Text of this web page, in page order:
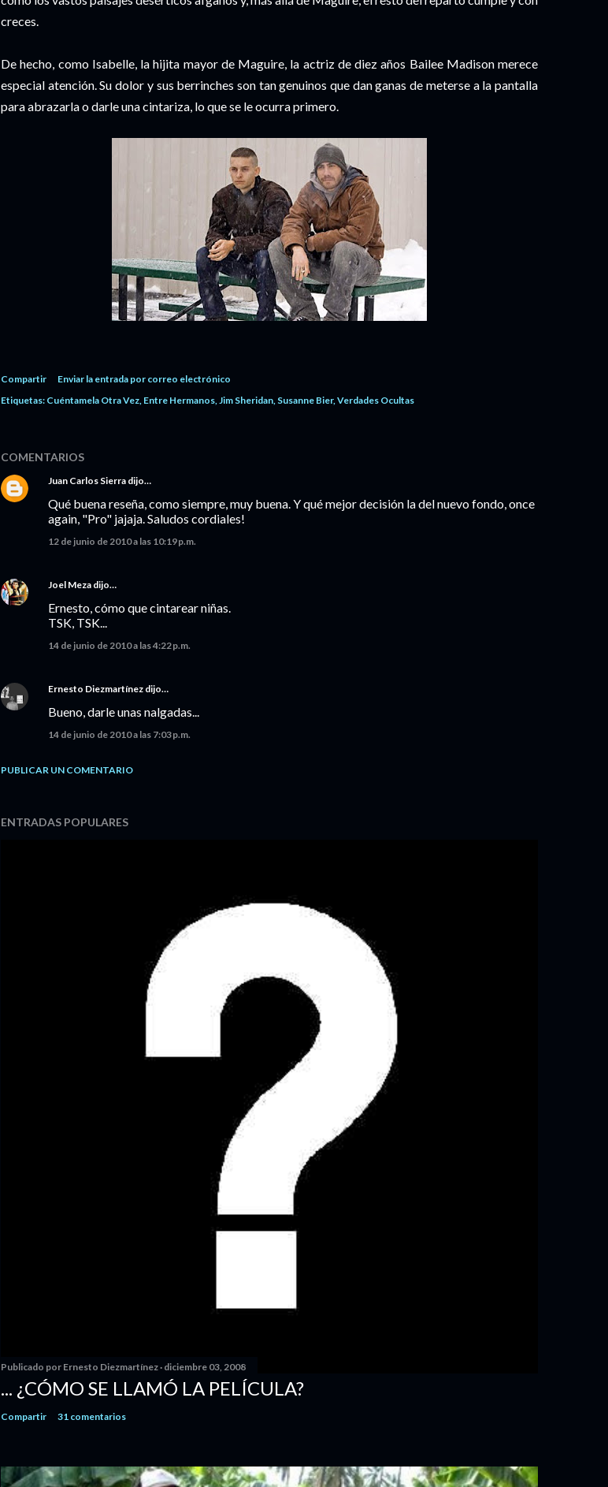
creces.
De hecho, como Isabelle, la hijita mayor de Maguire, la actriz de diez años Bailee Madison merece
especial atención. Su dolor y sus berrinches son tan genuinos que dan ganas de meterse a la pantalla
para abrazarla o darle una cintariza, lo que se le ocurra primero.
Compartir
Enviar la entrada por correo electrónico
Etiquetas: Cuéntamela Otra Vez Entre Hermanos Jim Sheridan Susanne Bier Verdades Ocultas
COMENTARIOS
Juan Carlos Sierra dijo…
Qué buena reseña, como siempre, muy buena. Y qué mejor decisión la del nuevo fondo, once
again, "Pro" jajaja. Saludos cordiales!
12 de junio de 2010 a las 10:19 p.m.
Joel Meza dijo…
Ernesto, cómo que cintarear niñas.
TSK, TSK...
14 de junio de 2010 a las 4:22 p.m.
Ernesto Diezmartínez dijo…
Bueno, darle unas nalgadas...
14 de junio de 2010 a las 7:03 p.m.
PUBLICAR UN COMENTARIO
ENTRADAS POPULARES
Publicado por Ernesto Diezmartínez diciembre 03, 2008
... ¿CÓMO SE LLAMÓ LA PELÍCULA?
Compartir 31 comentarios